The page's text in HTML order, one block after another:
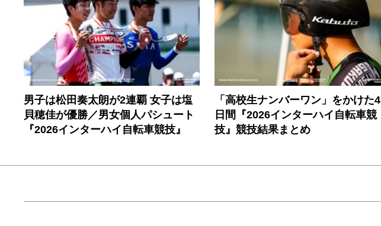
男子は松田奏太朗が2連覇 女子は塩
貝穂佳が優勝／男女個人パシュート
『2026インターハイ自転車競技』
「高校生ナンバーワン」をかけた4
日間『2026インターハイ自転車競
技』競技結果まとめ